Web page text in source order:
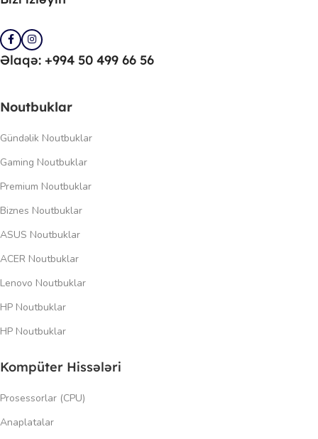
Əlaqə: +994 50 499 66 56
Noutbuklar
Gündəlik Noutbuklar
Gaming Noutbuklar
Premium Noutbuklar
Biznes Noutbuklar
ASUS Noutbuklar
ACER Noutbuklar
Lenovo Noutbuklar
HP Noutbuklar
HP Noutbuklar
Kompüter Hissələri
Prosessorlar (CPU)
Anaplatalar